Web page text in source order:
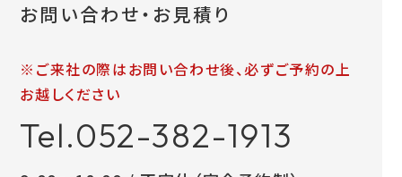
お問い合わせ・お見積り
※ご来社の際はお問い合わせ後、必ずご予約の上
お越しください
Tel.052-382-1913